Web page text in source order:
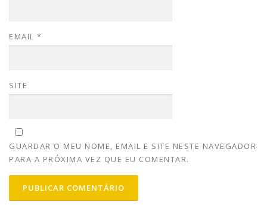
EMAIL *
SITE
GUARDAR O MEU NOME, EMAIL E SITE NESTE NAVEGADOR
PARA A PRÓXIMA VEZ QUE EU COMENTAR.